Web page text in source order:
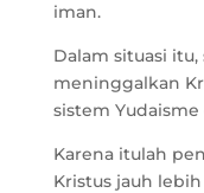
iman.
Dalam situasi
meninggalkan
sistem
Karena itulah
Kristus jauh